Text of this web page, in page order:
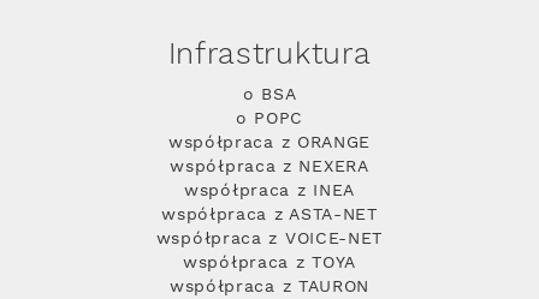
Infrastruktura
o BSA
o POPC
współpraca z ORANGE
współpraca z NEXERA
współpraca z INEA
współpraca z ASTA-NET
współpraca z VOICE-NET
współpraca z TOYA
współpraca z TAURON